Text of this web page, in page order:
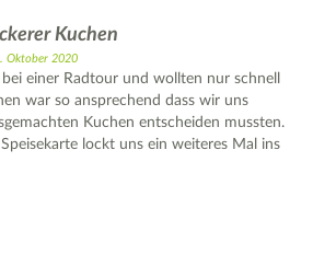
Kuchen
Oktober 2020
einer Radtour und wollten nur schnell
war so ansprechend dass wir uns
Kuchen entscheiden mussten.
lockt uns ein weiteres Mal ins